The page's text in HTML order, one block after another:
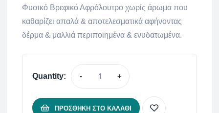
Φυσικό Βρεφικό Αφρόλουτρο χωρίς άρωμα που
καθαρίζει απαλά & αποτελεσματικά αφήνοντας
δέρμα & μαλλιά περιποιημένα & ενυδατωμένα.
Quantity: - +
ΠΡΟΣΘΉΚΗ ΣΤΟ ΚΑΛΆΘΙ